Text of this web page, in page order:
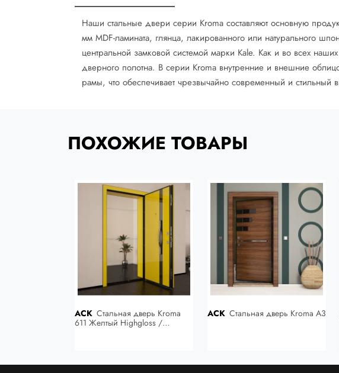
Наши стальные двери серии Kroma составляют основную
мм MDF-ламината, глянца, лакированного или натурального
центральной замковой системой марки Kale. Как и во всех
дверного полотна. В серии Kroma внутренние и внешние
рамы, что обеспечивает чрезвычайно современный и стильный
ПОХОЖИЕ ТОВАРЫ
ACK
611 Желтый Highgloss /
ACK Стальная дверь Kroma A3